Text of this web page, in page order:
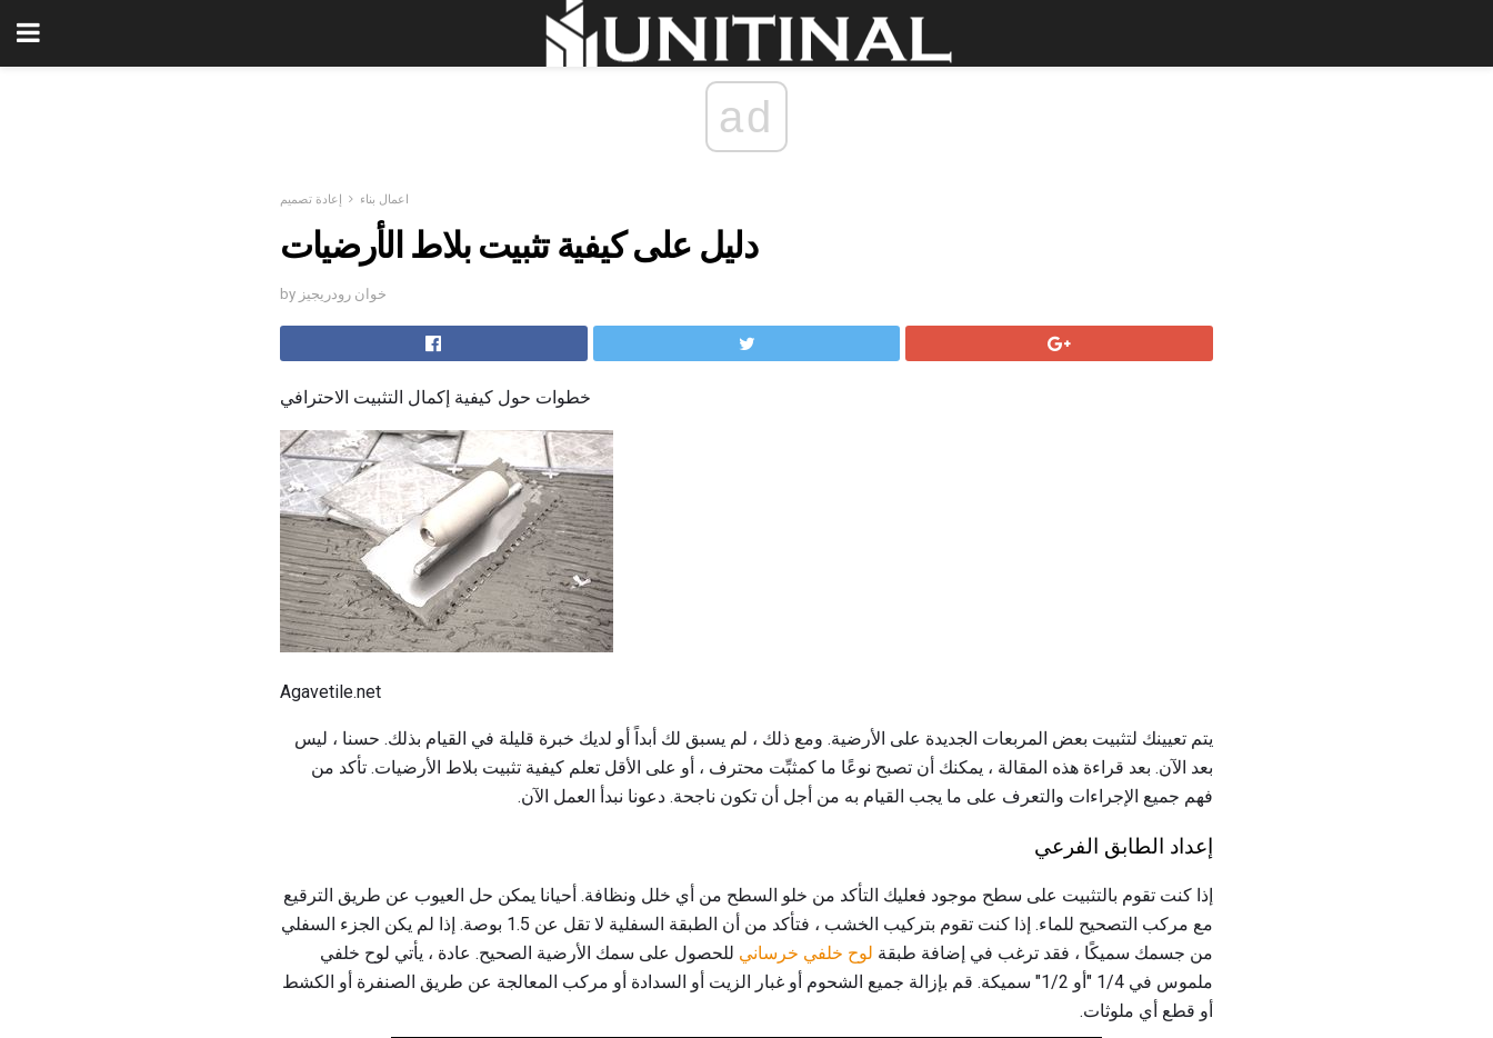
ad
اعمال بناء إعادة تصميم
دليل على كيفية تثبيت بلاط الأرضيات
by خوان رودريجيز
خطوات حول كيفية إكمال التثبيت الاحترافي
Agavetile.net
يتم تعيينك لتثبيت بعض المربعات الجديدة على الأرضية. ومع ذلك ، لم يسبق لك أبداً أو لديك خبرة قليلة في القيام بذلك. حسنا ، ليس
بعد الآن. بعد قراءة هذه المقالة ، يمكنك أن تصبح نوعًا ما كمثبِّت محترف ، أو على الأقل تعلم كيفية تثبيت بلاط الأرضيات. تأكد من
فهم جميع الإجراءات والتعرف على ما يجب القيام به من أجل أن تكون ناجحة. دعونا نبدأ العمل الآن.
إعداد الطابق الفرعي
إذا كنت تقوم بالتثبيت على سطح موجود فعليك التأكد من خلو السطح من أي خلل ونظافة. أحيانا يمكن حل العيوب عن طريق الترقيع
مع مركب التصحيح للماء. إذا كنت تقوم بتركيب الخشب ، فتأكد من أن الطبقة السفلية لا تقل عن 1.5 بوصة. إذا لم يكن الجزء السفلي
من جسمك سميكًا ، فقد ترغب في إضافة طبقة لوح خلفي خرساني للحصول على سمك الأرضية الصحيح. عادة ، يأتي لوح خلفي
ملموس في 1/4 "أو 1/2" سميكة. قم بإزالة جميع الشحوم أو غبار الزيت أو السدادة أو مركب المعالجة عن طريق الصنفرة أو الكشط
أو قطع أي ملوثات.